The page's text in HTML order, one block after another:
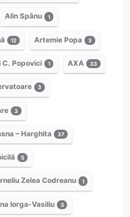
Alin Spânu 1
12 Artemie Popa 3
C. Popovici 1 AXA 33
3
3
– Harghita 37
5
Zelea Codreanu 1
Iorga-Vasiliu 3